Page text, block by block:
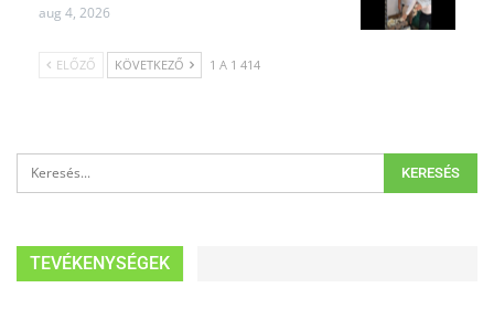
aug 4, 2026
ELŐZŐ KÖVETKEZŐ 1 A 1 414
TEVÉKENYSÉGEK